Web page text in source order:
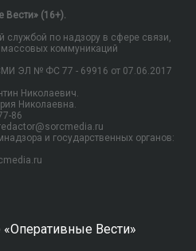
Вести» (16+).
службой по надзору в сфере связи,
коммуникаций
ЭЛ № ФС 77 - 69916 от 07.06.2017
Николаевич.
Николаевна.
86
и государственных органов:
Вести»